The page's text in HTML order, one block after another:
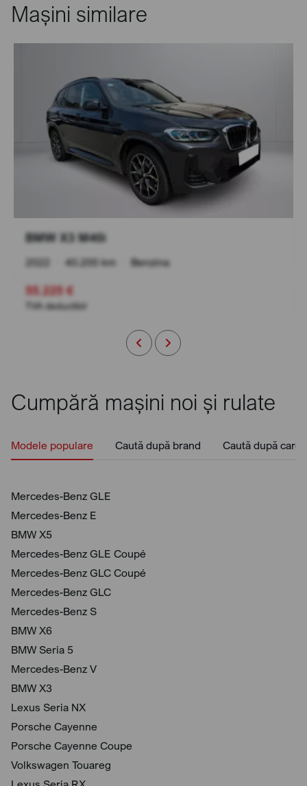
Mașini similare
BMW X3 M40i
2022 40.200 km Benzina
55.225 €
TVA deductibil
Cumpără mașini noi și rulate
Modele populare Caută după brand Caută după
Mercedes-Benz GLE
Mercedes-Benz E
BMW X5
Mercedes-Benz GLE Coupé
Mercedes-Benz GLC Coupé
Mercedes-Benz GLC
Mercedes-Benz S
BMW X6
BMW Seria 5
Mercedes-Benz V
BMW X3
Lexus Seria NX
Porsche Cayenne
Porsche Cayenne Coupe
Volkswagen Touareg